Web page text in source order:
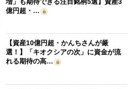
億円超・…
【資産10億円超・かんちさんが厳
選！】「キオクシアの次」に資金が流
れる期待の高…